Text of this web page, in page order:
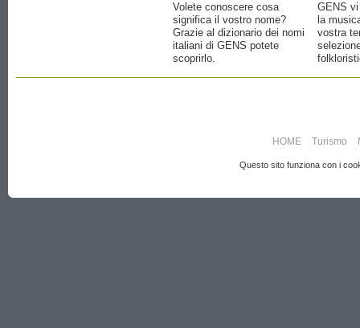
Volete conoscere cosa
significa il vostro nome?
Grazie al dizionario dei nomi
italiani di GENS potete
scoprirlo.
GENS
la
vostra
HOME Turismo
Questo sito funziona con i